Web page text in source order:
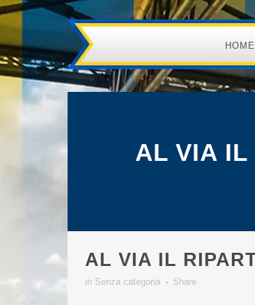
HOME
AL VIA IL
AL VIA IL
in Senza categoria Share